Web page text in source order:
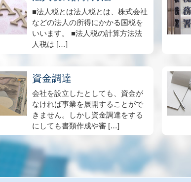
■法人税とは法人税とは、株式会社
などの法人の所得にかかる国税を
いいます。 ■法人税の計算方法法
人税は […]
資金調達
会社を設立したとしても、資金が
なければ事業を展開することがで
きません。しかし資金調達をする
にしても書類作成や審 […]